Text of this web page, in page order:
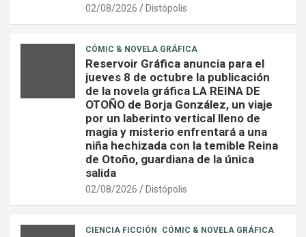
02/08/2026 Distópolis
CÓMIC & NOVELA GRÁFICA
Reservoir Gráfica anuncia para el
jueves 8 de octubre la publicación
de la novela gráfica LA REINA DE
OTOÑO de Borja González, un viaje
por un laberinto vertical lleno de
magia y misterio enfrentará a una
niña hechizada con la temible Reina
de Otoño, guardiana de la única
salida
02/08/2026 Distópolis
CIENCIA FICCIÓN CÓMIC & NOVELA GRÁFICA